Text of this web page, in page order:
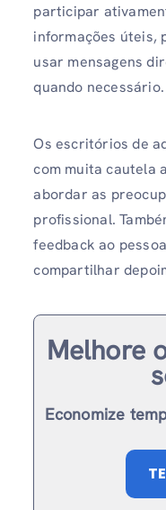
participar
informações úteis,
usar mensagens
quando necessário.
Os escritórios de
com muita cautela
abordar as
profissional.
feedback ao
compartilhar
Melhore
Economize